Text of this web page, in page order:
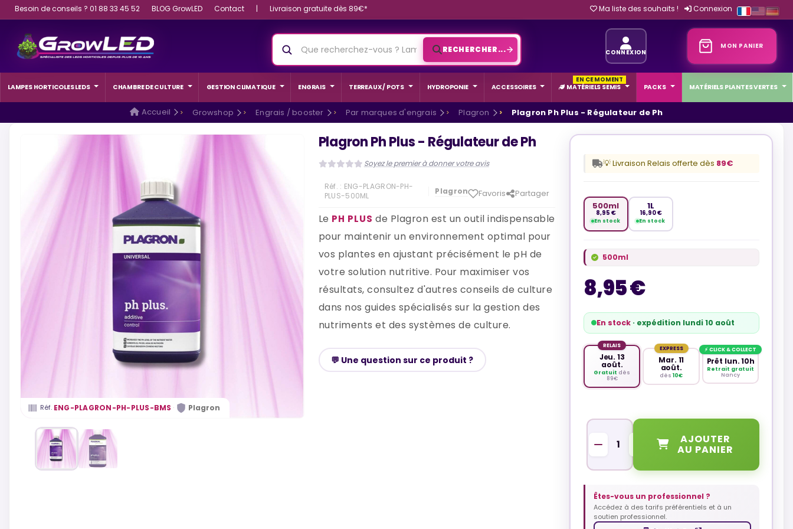
Besoin de conseils ? 01 88 33 45 52 BLOG GrowLED Contact | Livraison gratuite dès 89€* Connexion
Ma liste des souhaits !
MON PANIER
RECHERCHER... CONNEXION
LAMPES HORTICOLES LEDS CHAMBRE DE CULTURE GESTION CLIMATIQUE ENGRAIS TERREAUX / POTS HYDROPONIE ACCESSOIRES MATÉRIELS SEMIS
EN CE MOMENT
PACKS
MATÉRIELS PLANTES VERTES
Accueil Growshop Engrais / booster Par marques d'engrais Plagron Plagron Ph Plus - Régulateur de Ph
Réf. ENG-PLAGRON-PH-PLUS-BMS · Plagron
Plagron Ph Plus - Régulateur de Ph
Soyez le premier à donner votre avis
Réf. : ENG-PLAGRON-PH-
PLUS-500ML
Plagron Favoris Partager
Le PH PLUS de Plagron est un outil indispensable
pour maintenir un environnement optimal pour
vos plantes en ajustant précisément le pH de
votre solution nutritive. Pour maximiser vos
résultats, consultez d'autres conseils de culture
dans nos guides spécialisés sur la gestion des
nutriments et des systèmes de culture​​.
💬 Une question sur ce produit ?
500ml
8,95 €
En stock
1L
16,90 €
En stock
500ml
8,95 €
En stock· expédition lundi 10 août
RELAIS
Jeu. 13
août.
Gratuit dès
89€
EXPRESS
Mar. 11
août.
dès10€
⚡ CLICK & COLLECT
Prêt lun. 10h
Retrait gratuit
Nancy
💡 Livraison Relais offerte dès 89€
AJOUTER
AU PANIER
Êtes-vous un professionnel ?
Accédez à des tarifs préférentiels et à un
soutien professionnel.